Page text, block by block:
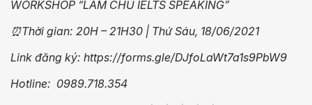
WORKSHOP “LÀM CHỦ IELTS SPEAKING”
⏰Thời gian: 20H – 21H30 | Thứ Sáu, 18/06/2021
Link đăng ký: https://forms.gle/DJfoLaWt7a1s9PbW9
Hotline: 0989.718.354